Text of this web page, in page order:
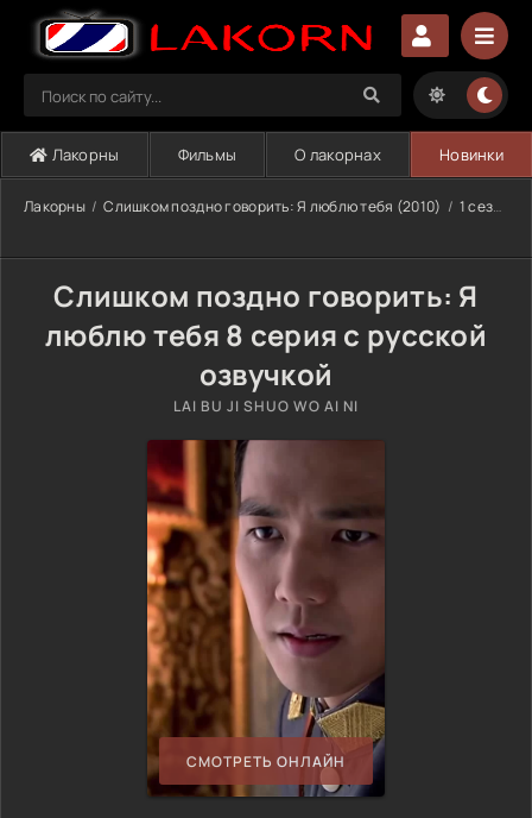
Лакорны Фильмы О лакорнах Новинки
Лакорны Слишком поздно говорить: Я люблю тебя (2010) 1 сезон
Слишком поздно говорить: Я
люблю тебя 8 серия с русской
озвучкой
LAI BU JI SHUO WO AI NI
СМОТРЕТЬ ОНЛАЙН